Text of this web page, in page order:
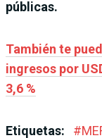
públicas.
También te
ingresos por
3,6 %
Etiquetas: #